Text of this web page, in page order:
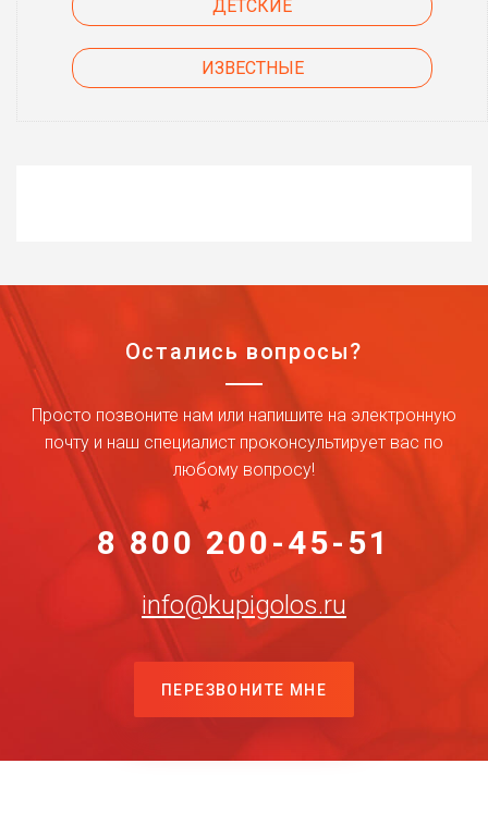
ДЕТСКИЕ
ИЗВЕСТНЫЕ
Остались вопросы?
Просто позвоните нам или напишите на электронную
почту и наш специалист проконсультирует вас по
любому вопросу!
8 800 200-45-51
info@kupigolos.ru
ПЕРЕЗВОНИТЕ МНЕ